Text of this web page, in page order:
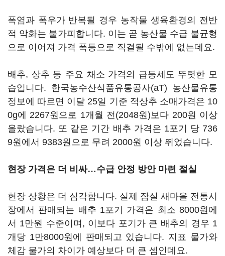
폭염과 폭우가 반복될 경우 농작물 생육환경의 전반
적 악화는 불가피합니다. 이는 곧 농산물 수급 불균형
으로 이어져 가격 폭등으로 직결될 수밖에 없는데요.
배추, 상추 등 주요 채소 가격의 급등세도 뚜렷한 모
습입니다. 한국농수산식품유통공사(aT) 농산물유통
정보에 따르면 이달 25일 기준 적상추 소매가격은 10
0g에 2267원으로 1개월 전(2048원)보다 200원 이상
올랐습니다. 또 같은 기간 배추 가격은 1포기 당 736
9원에서 9383원으로 무려 2000원 이상 뛰었습니다.
현장 가격은 더 비싸…수급 안정 방안 마련 절실
현장 상황은 더 심각합니다. 실제 잠실 새마을 전통시
장에서 판매되는 배추 1포기 가격은 최소 8000원에
서 1만원 수준이며, 이보다 포기가 큰 배추의 경우 1
개당 1만8000원에 판매되고 있습니다. 지표 물가와
체감 물가의 차이가 예상보다 더 큰 셈인데요.